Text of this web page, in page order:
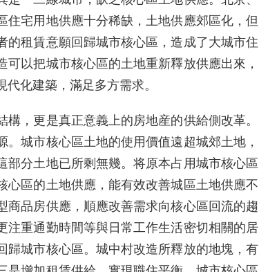
住宅用地供應十分稀缺，土地供應郊區化，但
的租賃意願回歸城市核心區，造成了大城市住
可以把城市核心區的土地重新釋放供應出來，
化建築，滿足多方需求。
，更是真正意義上的房地産的供給側改革。
城市核心區土地的使用價值遠超城郊土地，
部分土地已所剩無幾。将原本占用城市核心區
心區的土地供應，能有效改善城區土地供應不
商品房供應，順應改善需求向核心區回流的趨
注重通勤時間等與日常工作生活密切相關的居
歸城市核心區。城中村改造所釋放的地塊，有